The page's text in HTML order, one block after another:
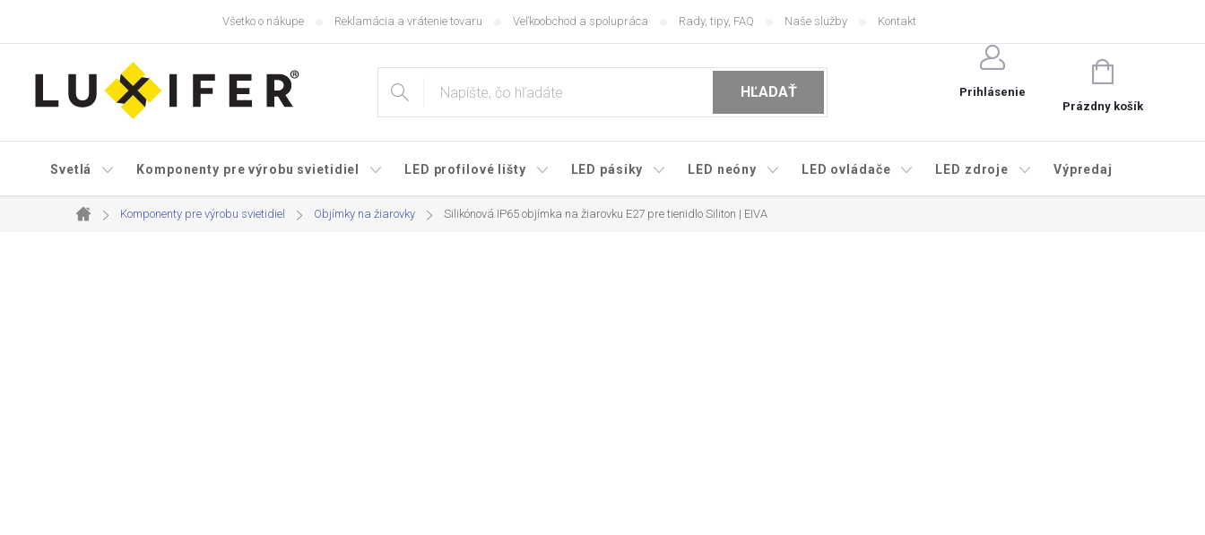
Všetko o nákupe Reklamácia a vrátenie tovaru Veľkoobchod a spolupráca Rady, tipy, FAQ Naše služby Kontakt
HĽADAŤ Prihlásenie
NÁKUPNÝ
KOŠÍK
Prázdny košík
Svetlá Komponenty pre výrobu svietidiel LED profilové lišty LED pásiky LED neóny LED ovládače LED zdroje Výpredaj
Domov
Komponenty pre výrobu svietidiel Objímky na žiarovky Silikónová IP65 objímka na žiarovku E27 pre tienidlo Siliton | EIVA